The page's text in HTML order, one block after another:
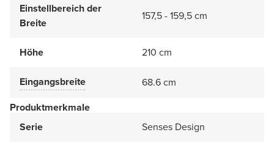
Einstellbereich der
Breite
157,5 - 159,5 cm
Höhe 210 cm
Eingangsbreite
68.6 cm
Produktmerkmale
Serie
Senses Design